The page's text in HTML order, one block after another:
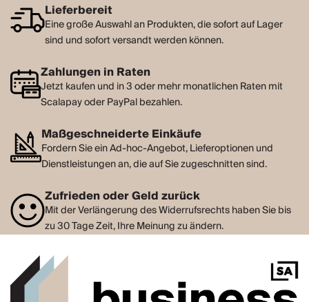
Lieferbereit
Eine große Auswahl an Produkten, die sofort auf Lager
sind und sofort versandt werden können.
Zahlungen in Raten
Jetzt kaufen und in 3 oder mehr monatlichen Raten mit
Scalapay oder PayPal bezahlen.
Maßgeschneiderte Einkäufe
Fordern Sie ein Ad-hoc-Angebot, Lieferoptionen und
Dienstleistungen an, die auf Sie zugeschnitten sind.
Zufrieden oder Geld zurück
Mit der Verlängerung des Widerrufsrechts haben Sie bis
zu 30 Tage Zeit, Ihre Meinung zu ändern.